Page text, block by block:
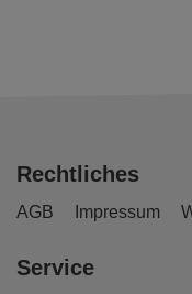
Rechtliches
AGB Impressum
Service